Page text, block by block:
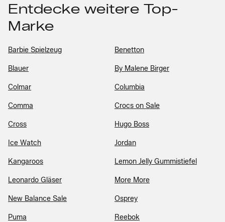
Entdecke weitere Top-
Marke
Barbie Spielzeug Benetton
Blauer By Malene Birger
Colmar Columbia
Comma Crocs on Sale
Cross Hugo Boss
Ice Watch Jordan
Kangaroos Lemon Jelly Gummistiefel
Leonardo Gläser More More
New Balance Sale Osprey
Puma Reebok